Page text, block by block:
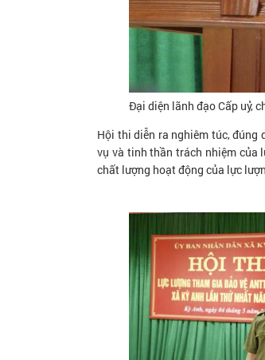
Đại diện lãnh đạo Cấp uỷ,
Hội thi diễn ra nghiêm túc, đúng
vụ và tinh thần trách nhiệm của
chất lượng hoạt động của lực